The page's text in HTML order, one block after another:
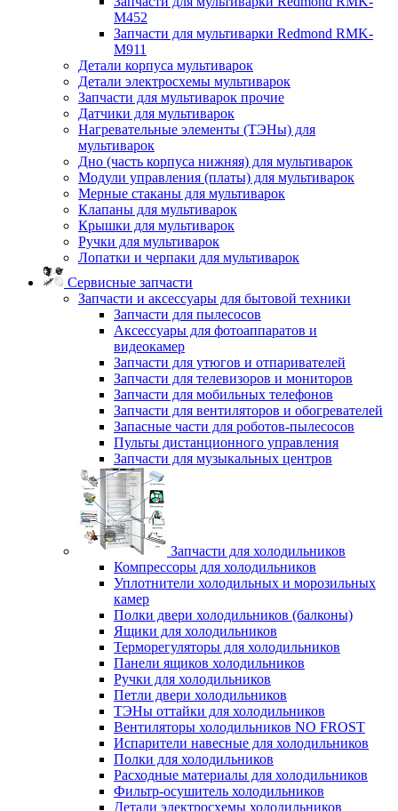
M452
Запчасти для мультиварки Redmond RMK-
M911
Детали корпуса мультиварок
Детали электросхемы мультиварок
Запчасти для мультиварок прочие
Датчики для мультиварок
Нагревательные элементы (ТЭНы) для
мультиварок
Дно (часть корпуса нижняя) для мультиварок
Модули управления (платы) для мультиварок
Мерные стаканы для мультиварок
Клапаны для мультиварок
Крышки для мультиварок
Ручки для мультиварок
Лопатки и черпаки для мультиварок
Сервисные запчасти
Запчасти и аксессуары для бытовой техники
Запчасти для пылесосов
Аксессуары для фотоаппаратов и
видеокамер
Запчасти для утюгов и отпаривателей
Запчасти для телевизоров и мониторов
Запчасти для мобильных телефонов
Запчасти для вентиляторов и обогревателей
Запасные части для роботов-пылесосов
Пульты дистанционного управления
Запчасти для музыкальных центров
Запчасти для холодильников
Компрессоры для холодильников
Уплотнители холодильных и морозильных
камер
Полки двери холодильников (балконы)
Ящики для холодильников
Терморегуляторы для холодильников
Панели ящиков холодильников
Ручки для холодильников
Петли двери холодильников
ТЭНы оттайки для холодильников
Вентиляторы холодильников NO FROST
Испарители навесные для холодильников
Полки для холодильников
Расходные материалы для холодильников
Фильтр-осушитель холодильников
Детали электросхемы холодильников